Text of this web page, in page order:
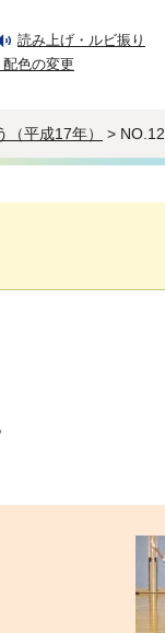
読み上げ・ルビ振り
色の変更
平成17年） >